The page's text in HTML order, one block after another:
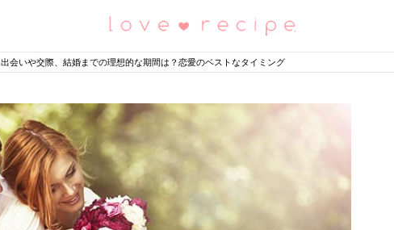
恋愛レシピ
出会いや交際、結婚までの理想的な期間は？恋愛のベストなタイミング